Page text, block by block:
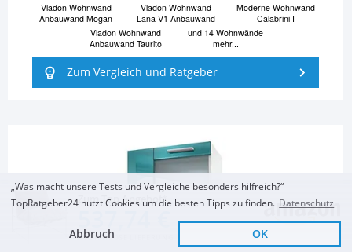
Zum Top Angebot
KOSTENLOSE LIEFERUNG
Vladon Wohnwand
Anbauwand Mogan
Vladon Wohnwand
Lana V1 Anbauwand
Moderne Wohnwand
Calabrini I
Vladon Wohnwand
Anbauwand Taurito
und 14 Wohnwände
mehr...
Zum Vergleich und Ratgeber
„Was macht unsere Tests und Vergleiche besonders hilfreich?“
TopRatgeber24 nutzt Cookies um die besten Tipps zu finden. Datenschutz
Abbruch OK